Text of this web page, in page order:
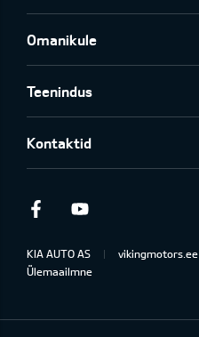
Omanikule
Teenindus
Kontaktid
Facebook
KIA AUTO AS vikingmotors.ee
Ülemaailmne